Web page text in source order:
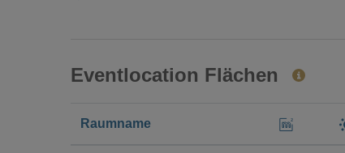
Eventlocation Flächen
Raumname